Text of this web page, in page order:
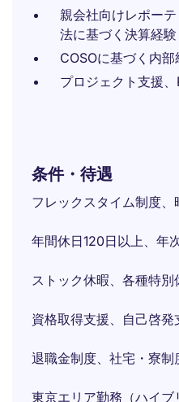
親会社向けレポー
法に基づく決算経験
COSOに基づく内
プロジェクト支援
条件・待遇
フレックスタイム制度、
年間休日120日以上、年
ストック休暇、各種特別
資格取得支援、自己啓
退職金制度、社宅・寮
東京エリア勤務（ハイブ